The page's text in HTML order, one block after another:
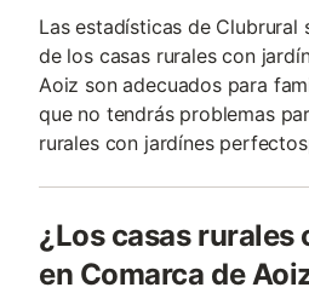
Las estadísticas de Clubrural
de los casas rurales con
Aoiz son adecuados para
que no tendrás problemas
rurales con jardínes
¿Los casas rurales
en Comarca de